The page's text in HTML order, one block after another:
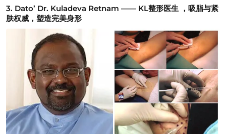
3. Dato’ Dr. Kuladeva Retnam —— KL整形医生 ， 吸脂与紧
肤权威，塑造完美身形